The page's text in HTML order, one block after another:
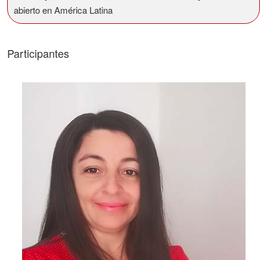
abierto en América Latina
Participantes